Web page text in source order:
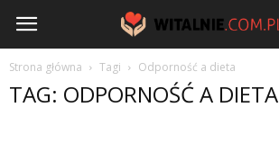
Witalnie.com.pl
Strona główna Tagi Odporność a dieta
TAG: ODPORNOŚĆ A DIETA